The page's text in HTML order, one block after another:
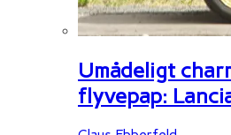
Umådeligt
flyvepap: